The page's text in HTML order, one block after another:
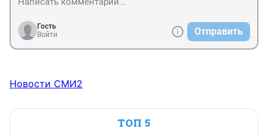
Гость
Войти
Отправить
Новости СМИ2
ТОП 5